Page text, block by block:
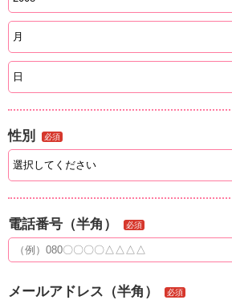
性別 必須
電話番号（半角） 必須
メールアドレス（半角） 必須